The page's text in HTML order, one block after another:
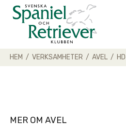
Skip
HEM / VERKSAMHETER / AVEL /
MER OM AVEL